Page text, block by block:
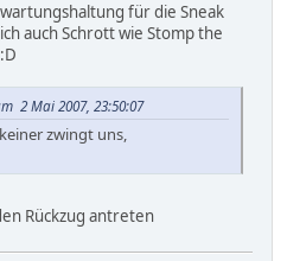
für die Sneak
auch Schrott wie Stomp the
2 Mai 2007, 23:50:07
zwingt uns,
Rückzug antreten